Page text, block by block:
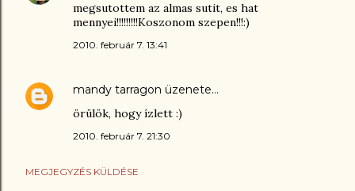
megsutottem az almas sutit, es hat
mennyei!!!!!!!!!Koszonom szepen!!!:)
2010. február 7. 13:41
mandy tarragon üzenete…
örülök, hogy ízlett :)
2010. február 7. 21:30
MEGJEGYZÉS KÜLDÉSE